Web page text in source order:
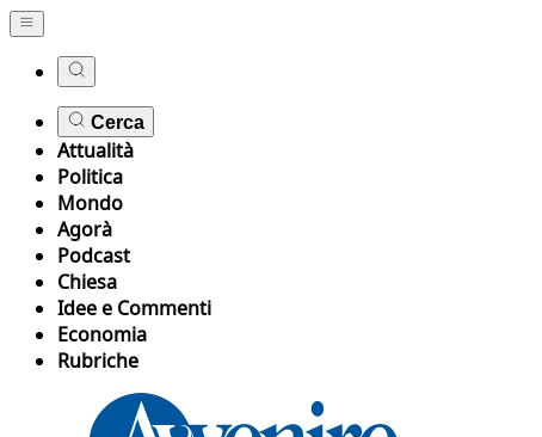
Cerca
Attualità
Politica
Mondo
Agorà
Podcast
Chiesa
Idee e Commenti
Economia
Rubriche